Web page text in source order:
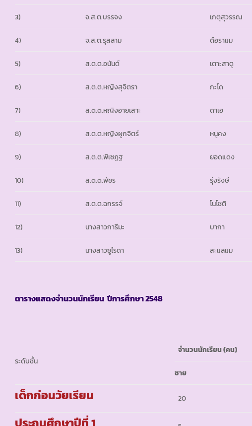
3) จ.ส.ต.บรรจง เกตุสุวรรณ
4) จ.ส.ต.รุสลาม ดือราแม
5) ส.ต.ต.อนันต์ เตาะสาตู
6) ส.ต.ต.หญิงสุจิตรา กะโด
7) ส.ต.ต.หญิงอายเสาะ ดาเฮ
8) ส.ต.ต.หญิงผูกจิตร์ หนูคง
9) ส.ต.ต.พิเชฏฐ ยอดแดง
10) ส.ต.ต.พัชร รุ่งรังษี
11) ส.ต.ต.ฉกรรจ์ โนโชติ
12) นางสาวการีมะ บากา
13) นางสาวซูไรดา สะแลแม
ตารางแสดงจำนวนนักเรียน ปีการศึกษา 2548
ระดับชั้น
จำนวนนักเรียน (คน)
ชาย
เด็กก่อนวัยเรียน 20